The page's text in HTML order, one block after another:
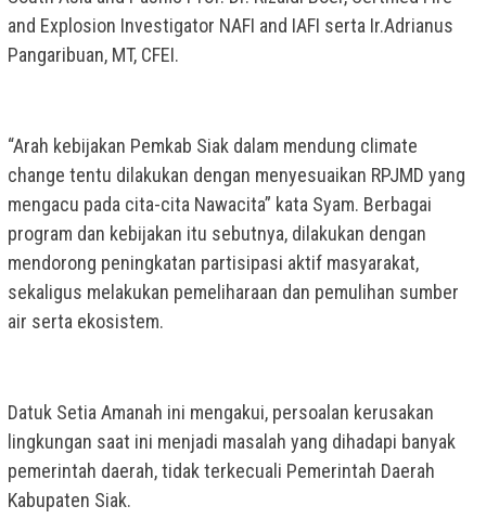
and Explosion Investigator NAFI and IAFI serta Ir.Adrianus
Pangaribuan, MT, CFEI.
“Arah kebijakan Pemkab Siak dalam mendung climate
change tentu dilakukan dengan menyesuaikan RPJMD yang
mengacu pada cita-cita Nawacita” kata Syam. Berbagai
program dan kebijakan itu sebutnya, dilakukan dengan
mendorong peningkatan partisipasi aktif masyarakat,
sekaligus melakukan pemeliharaan dan pemulihan sumber
air serta ekosistem.
Datuk Setia Amanah ini mengakui, persoalan kerusakan
lingkungan saat ini menjadi masalah yang dihadapi banyak
pemerintah daerah, tidak terkecuali Pemerintah Daerah
Kabupaten Siak.